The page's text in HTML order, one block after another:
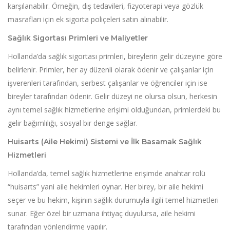
karşılanabilir. Örneğin, diş tedavileri, fizyoterapi veya gözlük
masrafları için ek sigorta poliçeleri satın alınabilir.
Sağlık Sigortası Primleri ve Maliyetler
Hollanda’da sağlık sigortası primleri, bireylerin gelir düzeyine göre
belirlenir. Primler, her ay düzenli olarak ödenir ve çalışanlar için
işverenleri tarafından, serbest çalışanlar ve öğrenciler için ise
bireyler tarafından ödenir. Gelir düzeyi ne olursa olsun, herkesin
aynı temel sağlık hizmetlerine erişimi olduğundan, primlerdeki bu
gelir bağımlılığı, sosyal bir denge sağlar.
Huisarts (Aile Hekimi) Sistemi ve İlk Basamak Sağlık
Hizmetleri
Hollanda’da, temel sağlık hizmetlerine erişimde anahtar rolü
“huisarts” yani aile hekimleri oynar. Her birey, bir aile hekimi
seçer ve bu hekim, kişinin sağlık durumuyla ilgili temel hizmetleri
sunar. Eğer özel bir uzmana ihtiyaç duyulursa, aile hekimi
tarafından yönlendirme yapılır.